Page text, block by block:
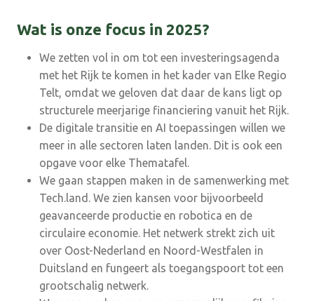
Wat is onze focus in 2025?
We zetten vol in om tot een investeringsagenda
met het Rijk te komen in het kader van Elke Regio
Telt, omdat we geloven dat daar de kans ligt op
structurele meerjarige financiering vanuit het Rijk.
De digitale transitie en AI toepassingen willen we
meer in alle sectoren laten landen. Dit is ook een
opgave voor elke Thematafel.
We gaan stappen maken in de samenwerking met
Tech.land. We zien kansen voor bijvoorbeeld
geavanceerde productie en robotica en de
circulaire economie. Het netwerk strekt zich uit
over Oost-Nederland en Noord-Westfalen in
Duitsland en fungeert als toegangspoort tot een
grootschalig netwerk.